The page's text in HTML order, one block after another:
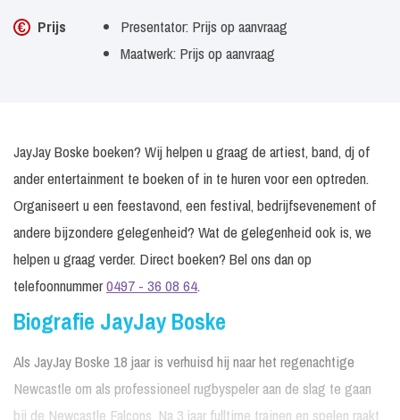
Prijs
Presentator: Prijs op aanvraag
Maatwerk: Prijs op aanvraag
JayJay Boske boeken? Wij helpen u graag de artiest, band, dj of
ander entertainment te boeken of in te huren voor een optreden.
Organiseert u een feestavond, een festival, bedrijfsevenement of
andere bijzondere gelegenheid? Wat de gelegenheid ook is, we
helpen u graag verder. Direct boeken? Bel ons dan op
telefoonnummer0497 - 36 08 64.
Biografie JayJay Boske
Als JayJay Boske 18 jaar is verhuisd hij naar het regenachtige
Newcastle om als professioneel rugbyspeler aan de slag te gaan
bij de Newcastle Falcons. Na 3 jaar fulltime trainen en spelen raakt